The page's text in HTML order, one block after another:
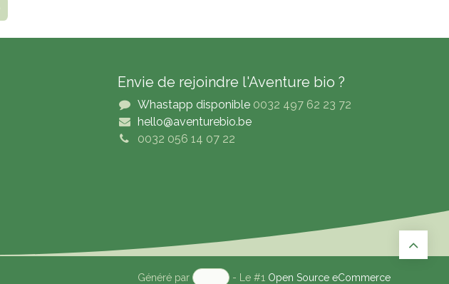
Envie de rejoindre l'Aventure bio ?
Whastapp disponible 0032 497 62 23 72
hello@aventurebio.be
0032 056 14 07 22
Généré par - Le #1 Open Source eCommerce